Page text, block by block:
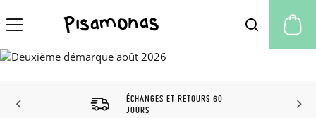
ÉCHANGES ET RETOURS 60
JOURS